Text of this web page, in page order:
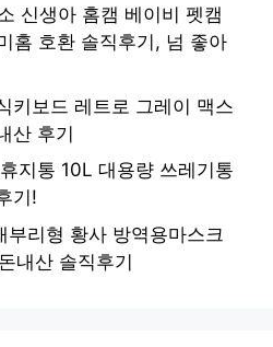
신생아 홈캠 베이비 펫캠
홈 호환 솔직후기, 넘 좋아
키보드 레트로 그레이 맥스
산 후기
지통 10L 대용량 쓰레기통
기!
리형 황사 방역용마스크
내산 솔직후기